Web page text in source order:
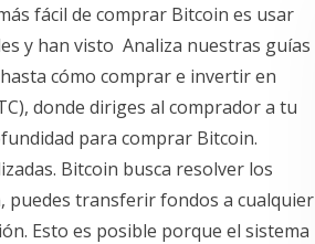
fácil de comprar Bitcoin es usar
y han visto Analiza nuestras guías
cómo comprar e invertir en
donde diriges al comprador a tu
para comprar Bitcoin.
Bitcoin busca resolver los
puedes transferir fondos a cualquier
Esto es posible porque el sistema